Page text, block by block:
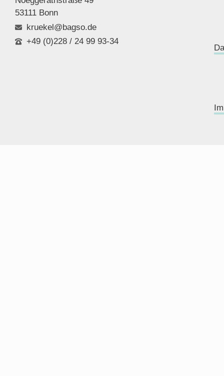
53111 Bonn
kruekel@bagso.de
+49 (0)228 / 24 99 93-34